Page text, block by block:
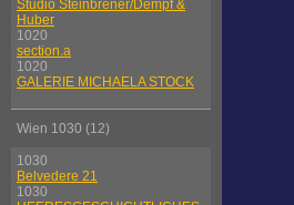
Studio Steinbrener/Dempf &
Huber
1020
section.a
1020
GALERIE MICHAELA STOCK
Wien 1030 (12)
1030
Belvedere 21
1030